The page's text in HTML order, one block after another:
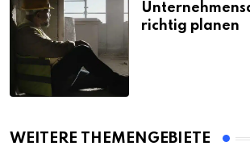
richtig planen
WEITERE THEMENGEBIETE